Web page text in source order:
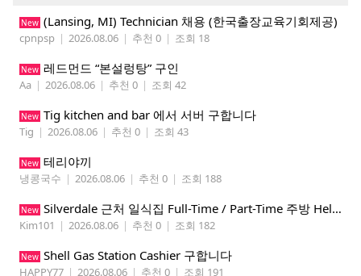
New (Lansing, MI) Technician 채용 (한국출장교육기회제공)
cpnpsp | 2026.08.06 | 추천 0 | 조회 18
New 레드먼드 “본설렁탕” 구인
Aa | 2026.08.06 | 추천 0 | 조회 42
New Tig kitchen and bar 에서 서버 구합니다
Tig | 2026.08.06 | 추천 0 | 조회 43
New 테리야끼
냉콩국수 | 2026.08.06 | 추천 0 | 조회 188
New Silverdale 근처 일식집 Full-Time / Part-Time 주방 Helper 구합니다.
Kim101 | 2026.08.06 | 추천 0 | 조회 182
New Shell Gas Station Cashier 구합니다
HAPPY77 | 2026.08.06 | 추천 0 | 조회 191